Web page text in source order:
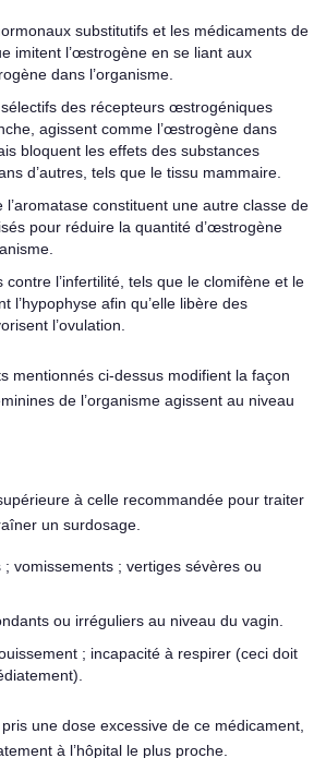
substitutifs et les médicaments de
imitent l’œstrogène en se liant aux
dans l’organisme.
des récepteurs œstrogéniques
agissent comme l’œstrogène dans
bloquent les effets des substances
d’autres, tels que le tissu mammaire.
l’aromatase constituent une autre classe de
pour réduire la quantité d’œstrogène
contre l’infertilité, tels que le clomifène et le
l’hypophyse afin qu’elle libère des
l’ovulation.
mentionnés ci-dessus modifient la façon
de l’organisme agissent au niveau
à celle recommandée pour traiter
un surdosage.
; vomissements ; vertiges sévères ou
ou irréguliers au niveau du vagin.
; incapacité à respirer (ceci doit
une dose excessive de ce médicament,
à l’hôpital le plus proche.